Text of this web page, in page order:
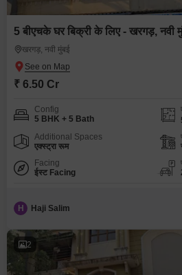
5 बीएचके घर बिक्री के लिए - खरगड़, नवी
खरगड़, नवी मुंबई
₹ 6.50 Cr
Config
5 BHK + 5 Bath
Additional Spaces
एक्स्ट्रा रूम
Facing
ईस्ट Facing
H Haji Salim
2